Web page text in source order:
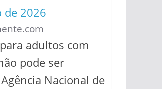
de 2026
adultos com
pode ser
Nacional de